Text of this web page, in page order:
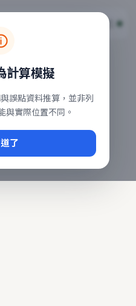
位置，涵蓋自強、普悠瑪、
台中車站即時動態
計算模擬
誤點資料推算，並非列
與實際位置不同。
了